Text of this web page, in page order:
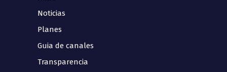
Noticias
Planes
Guia de canales
Transparencia